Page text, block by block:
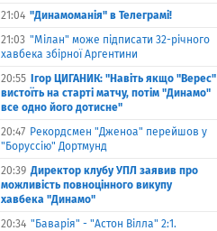
21:04 "Динамоманія" в Телеграмі!
21:03 "Мілан" може підписати 32-річного
хавбека збірної Аргентини
20:55
Ігор ЦИГАНИК: "Навіть якщо "Верес"
вистоїть на старті матчу, потім "Динамо"
все одно його дотисне"
20:47 Рекордсмен "Дженоа" перейшов у
"Боруссію" Дортмунд
20:39 Директор клубу УПЛ заявив про
можливість повноцінного викупу
хавбека "Динамо"
20:34 "Баварія" - "Астон Вілла" 2:1.